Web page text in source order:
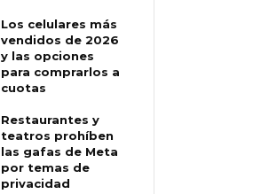
Los celulares más
vendidos de 2026
y las opciones
para comprarlos a
cuotas
Restaurantes y
teatros prohíben
las gafas de Meta
por temas de
privacidad